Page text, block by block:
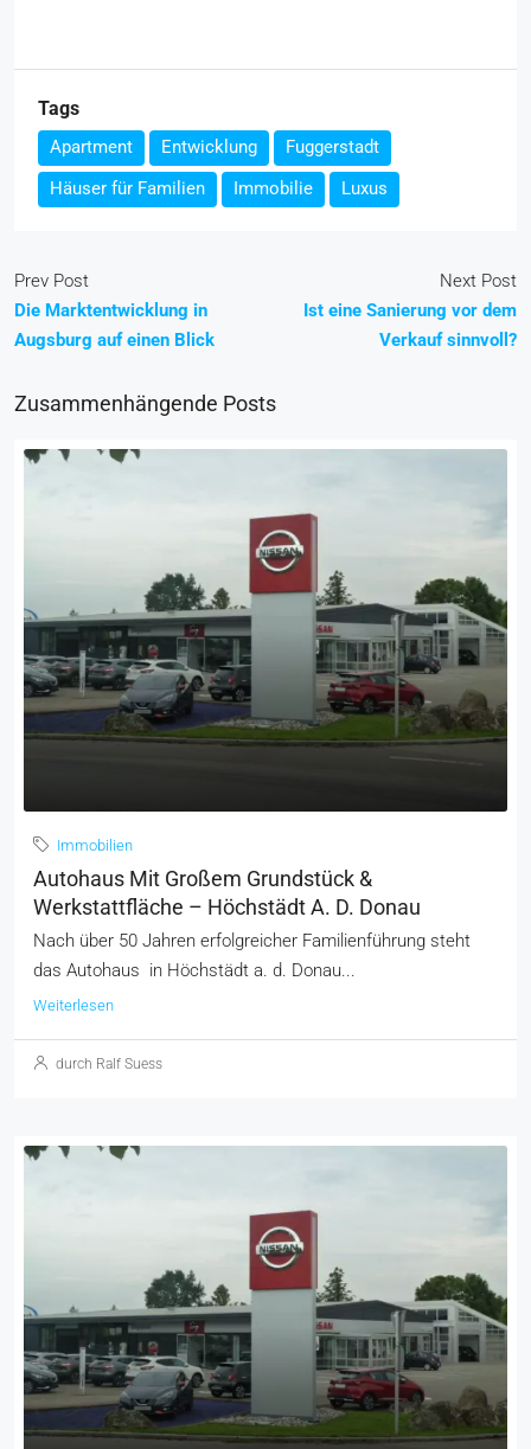
Tags
Apartment Entwicklung
Fuggerstadt
Häuser für Familien
Immobilie Luxus
Prev Post
Die Marktentwicklung in
Augsburg auf einen Blick
Next Post
Ist eine Sanierung vor dem
Verkauf sinnvoll?
Zusammenhängende Posts
Immobilien
Autohaus Mit Großem Grundstück &
Werkstattfläche – Höchstädt A. D. Donau
Nach über 50 Jahren erfolgreicher Familienführung steht
das Autohaus in Höchstädt a. d. Donau...
Weiterlesen
durch Ralf Suess